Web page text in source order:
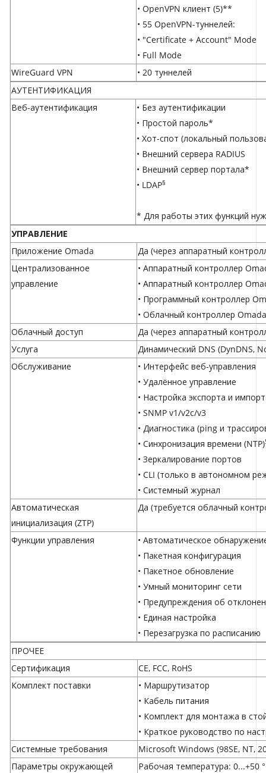
• OpenVPN клиент (5)**
• 55 OpenVPN-туннелей:
• "Certificate + Account" Mode
• Full Mode
WireGuard VPN
• 20 туннелей
АУТЕНТИФИКАЦИЯ
Веб-аутентификация
• Без аутентификации
• Простой пароль*
• Хот-спот (локальный
• Внешний сервера RADIUS
• Внешний сервер портала*
• LDAP§
* Для работы этих функций
УПРАВЛЕНИЕ
Приложение Omada
Да (через аппаратный
Централизованное
управление
• Аппаратный контроллер
• Аппаратный контроллер
• Программный контроллер
• Облачный контроллер Omada
Облачный доступ
Да (через аппаратный
Услуга
Динамический DNS (DynDNS,
Обслуживание
• Интерфейс веб-управления
• Удалённое управление
• Настройка экспорта и
• SNMP v1/v2c/v3
• Диагностика (ping и
• Синхронизация времени (NTP)
• Зеркалирование портов
• CLI (только в автономном
• Системный журнал
Автоматическая
инициализация (ZTP)
Да (требуется облачный
Функции управления
• Автоматическое
• Пакетная конфигурация
• Пакетное обновление
• Умный мониторинг сети
• Предупреждения об
• Единая настройка
• Перезагрузка по расписанию
ПРОЧЕЕ
Сертификация
CE, FCC, RoHS
Комплект поставки
• Маршрутизатор
• Кабель питания
• Комплект для монтажа в
• Краткое руководство по
Системные требования
Microsoft Windows (98SE, NT,
Параметры окружающей
Рабочая температура: 0...+50